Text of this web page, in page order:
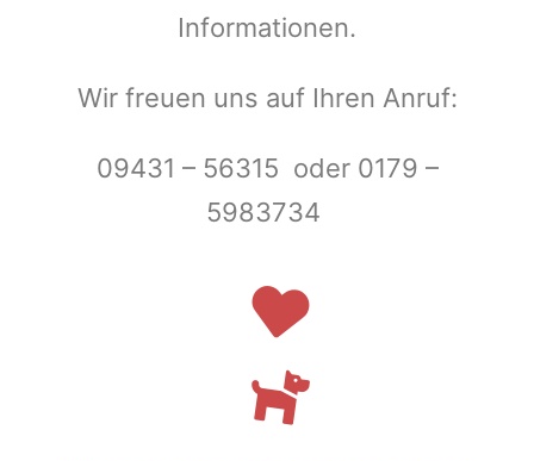
Informationen.
Wir freuen uns auf Ihren Anruf:
09431 – 56315 oder 0179 –
5983734